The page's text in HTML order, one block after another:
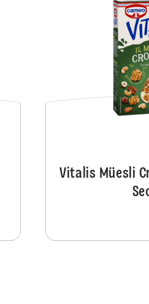
Vitalis Porridge Maxi Classico
Vitalis Müesli